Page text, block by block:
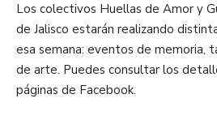
Los colectivos Huellas de Amor y
de Jalisco estarán realizando
esa semana: eventos de memoria,
de arte. Puedes consultar los
páginas de Facebook.